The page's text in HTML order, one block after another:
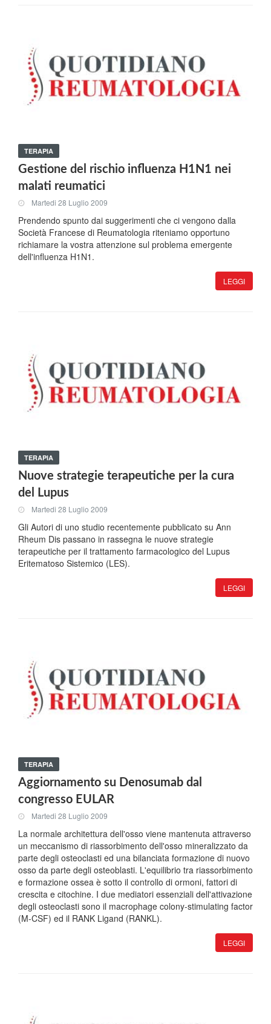
TERAPIA
Gestione del rischio influenza H1N1 nei
malati reumatici
Martedi 28 Luglio 2009
Prendendo spunto dai suggerimenti che ci vengono dalla
Società Francese di Reumatologia riteniamo opportuno
richiamare la vostra attenzione sul problema emergente
dell'influenza H1N1.
LEGGI
TERAPIA
Nuove strategie terapeutiche per la cura
del Lupus
Martedi 28 Luglio 2009
Gli Autori di uno studio recentemente pubblicato su Ann
Rheum Dis passano in rassegna le nuove strategie
terapeutiche per il trattamento farmacologico del Lupus
Eritematoso Sistemico (LES).
LEGGI
TERAPIA
Aggiornamento su Denosumab dal
congresso EULAR
Martedi 28 Luglio 2009
La normale architettura dell'osso viene mantenuta attraverso
un meccanismo di riassorbimento dell'osso mineralizzato da
parte degli osteoclasti ed una bilanciata formazione di nuovo
osso da parte degli osteoblasti. L'equilibrio tra riassorbimento
e formazione ossea è sotto il controllo di ormoni, fattori di
crescita e citochine. I due mediatori essenziali dell'attivazione
degli osteoclasti sono il macrophage colony-stimulating factor
(M-CSF) ed il RANK Ligand (RANKL).
LEGGI